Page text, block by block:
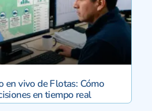
en vivo de Flotas: Cómo
en tiempo real